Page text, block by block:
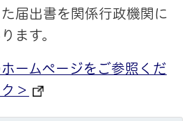
届出書を関係行政機関に
ます。
ームページをご参照くだ
＞